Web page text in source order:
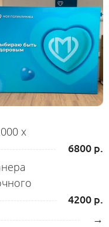
х
6800 р.
4200 р.
→